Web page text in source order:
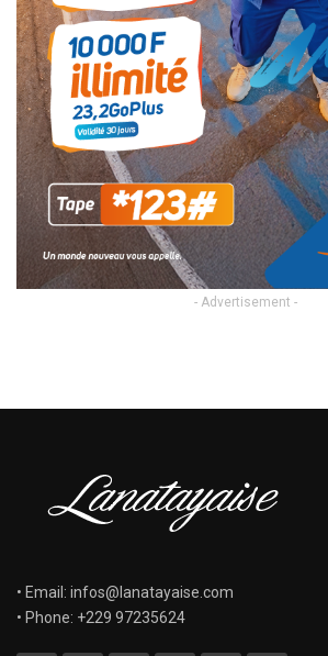
- Advertisement -
• Email: infos@lanatayaise.com
• Phone: +229 97235624